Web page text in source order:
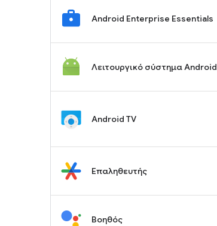
Android Enterprise Essentials
Λειτουργικό σύστημα Android
Android TV
Επαληθευτής
Βοηθός